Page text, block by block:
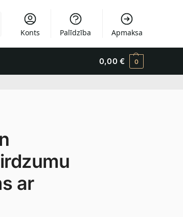
Konts Palīdzība Apmaksa
0,00 € 0
ar